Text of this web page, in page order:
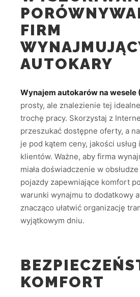
FIRM
AUTOKARY
Wynajem autokarów na wesele
prosty, ale znalezienie tej
trochę pracy. Skorzystaj z
przeszukać dostępne oferty, a
je pod kątem ceny, jakości
klientów. Ważne, aby firma
miała doświadczenie w
pojazdy zapewniające komfort
warunki wynajmu to dodatkowy
znacząco ułatwić organizację
wyjątkowym dniu.
KOMFORT